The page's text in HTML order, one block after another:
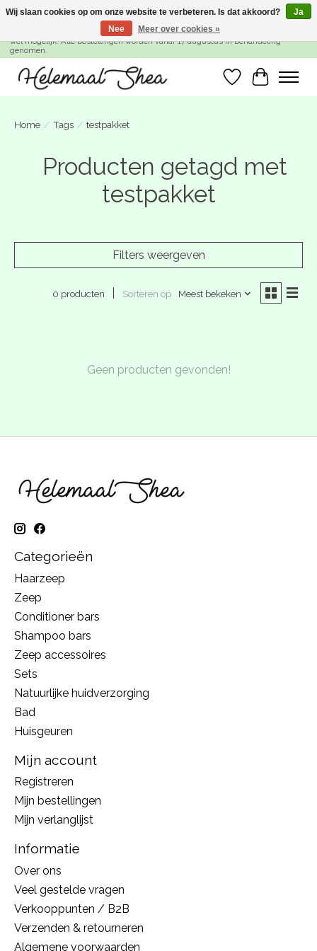
SUMMER BREAK! Wij zijn gesloten van 27 juli t/m 16 augustus. Bestellen is nog
wel mogelijk. Alle bestellingen worden vanaf 17 augustus in behandeling
genomen.
Verlanglijst
Home / Tags / testpakket
Producten getagd met
testpakket
Filters weergeven
0 producten Sorteren op Meest bekeken
Geen producten gevonden!
Categorieën
Haarzeep
Zeep
Conditioner bars
Shampoo bars
Zeep accessoires
Sets
Natuurlijke huidverzorging
Bad
Huisgeuren
Mijn account
Registreren
Mijn bestellingen
Mijn verlanglijst
Informatie
Over ons
Veel gestelde vragen
Verkooppunten / B2B
Verzenden & retourneren
Algemene voorwaarden
Wij slaan cookies op om onze website te verbeteren. Is dat akkoord?
Ja
Nee
Meer over cookies »